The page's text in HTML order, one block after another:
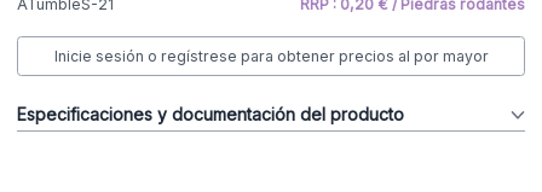
ATumbleS-21 RRP : 0,20 € / Piedras rodantes
Inicie sesión o regístrese para obtener precios al por mayor
Especificaciones y documentación del producto